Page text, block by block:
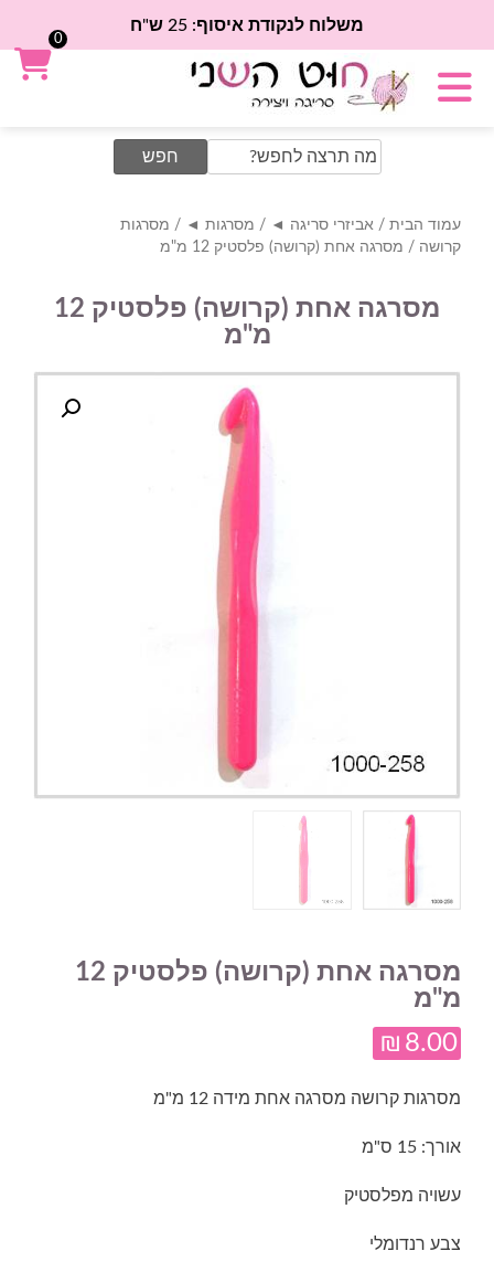
משלוח לנקודת איסוף: 25 ש"ח
Search
for:
עמוד הבית / אביזרי סריגה ◄ / מסרגות ◄ / מסרגות
קרושה / מסרגה אחת (קרושה) פלסטיק 12 מ"מ
מסרגה אחת (קרושה) פלסטיק 12
מ"מ
מסרגה אחת (קרושה) פלסטיק 12
מ"מ
₪ 8.00
מסרגות קרושה מסרגה אחת מידה 12 מ"מ
אורך: 15 ס"מ
עשויה מפלסטיק
צבע רנדומלי
0